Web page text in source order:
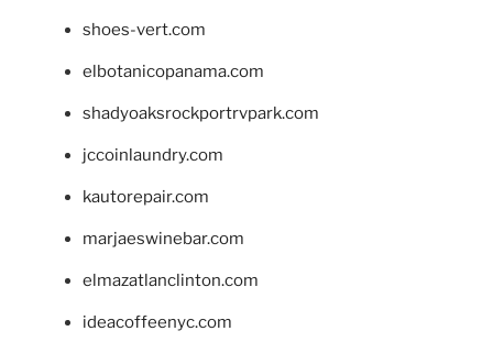
shoes-vert.com
elbotanicopanama.com
shadyoaksrockportrvpark.com
jccoinlaundry.com
kautorepair.com
marjaeswinebar.com
elmazatlanclinton.com
ideacoffeenyc.com